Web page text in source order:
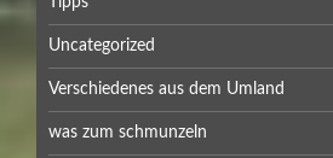
Uncategorized
Verschiedenes aus dem Umland
was zum schmunzeln